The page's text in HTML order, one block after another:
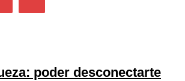
poder desconectarte